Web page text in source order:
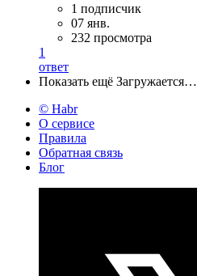
1 подписчик
07 янв.
232 просмотра
1
ответ
Показать ещё Загружается…
© Habr
О сервисе
Правила
Обратная связь
Блог